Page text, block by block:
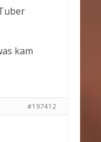
kam
#197412